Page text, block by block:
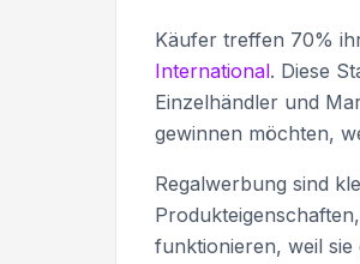
Käufer treffen 70%
International. Diese
Einzelhändler und
gewinnen möchten,
Regalwerbung sind
funktionieren, weil